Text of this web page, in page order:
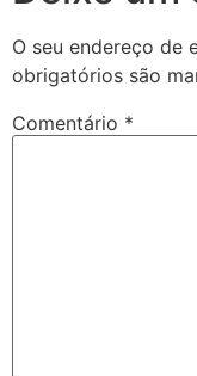
O seu endereço de
obrigatórios são
Comentário *